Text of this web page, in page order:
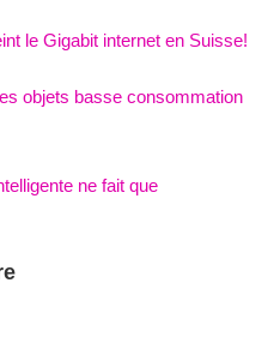
le Gigabit internet en Suisse!
objets basse consommation
ne fait que